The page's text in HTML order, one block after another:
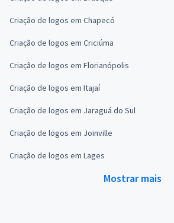
Criação de logos em Chapecó
Criação de logos em Criciúma
Criação de logos em Florianópolis
Criação de logos em Itajaí
Criação de logos em Jaraguá do Sul
Criação de logos em Joinville
Criação de logos em Lages
Mostrar mais